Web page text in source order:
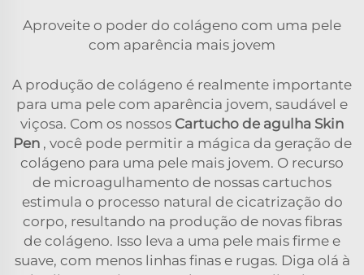
Aproveite o poder do colágeno com uma pele
com aparência mais jovem
A produção de colágeno é realmente importante
para uma pele com aparência jovem, saudável e
viçosa. Com os nossos Cartucho de agulha Skin
Pen , você pode permitir a mágica da geração de
colágeno para uma pele mais jovem. O recurso
de microagulhamento de nossas cartuchos
estimula o processo natural de cicatrização do
corpo, resultando na produção de novas fibras
de colágeno. Isso leva a uma pele mais firme e
suave, com menos linhas finas e rugas. Diga olá à